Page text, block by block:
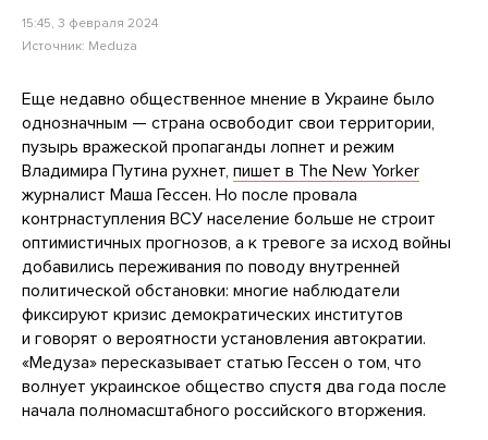
15:45, 3 февраля 2024
Источник: Meduza
Еще недавно общественное мнение в Украине было
однозначным — страна освободит свои территории,
пузырь вражеской пропаганды лопнет и режим
Владимира Путина рухнет, пишет в The New Yorker
журналист Маша Гессен. Но после провала
контрнаступления ВСУ население больше не строит
оптимистичных прогнозов, а к тревоге за исход войны
добавились переживания по поводу внутренней
политической обстановки: многие наблюдатели
фиксируют кризис демократических институтов
и говорят о вероятности установления автократии.
«Медуза» пересказывает статью Гессен о том, что
волнует украинское общество спустя два года после
начала полномасштабного российского вторжения.